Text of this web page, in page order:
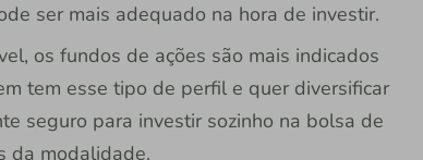
ser mais adequado na hora de investir.
os fundos de ações são mais indicados
tem esse tipo de perfil e quer diversificar
seguro para investir sozinho na bolsa de
da modalidade.